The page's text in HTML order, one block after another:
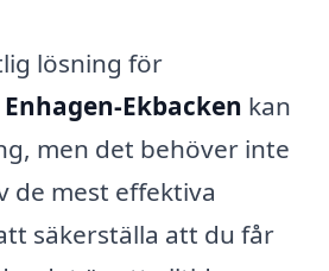
lösning för
Ekbacken kan
men det behöver inte
de mest effektiva
säkerställa att du får